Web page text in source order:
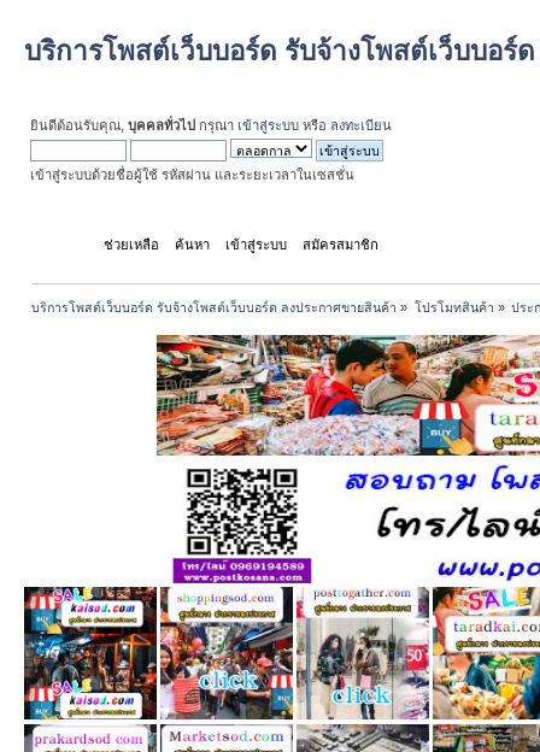
บริการโพสต์เว็บบอร์ด รับจ้างโพสต์เว็บบอร์
ยินดีต้อนรับคุณ, บุคคลทั่วไป กรุณา เข้าสู่ระบบ หรือ ลงทะเบียน
เข้าสู่ระบบด้วยชื่อผู้ใช้ รหัสผ่าน และระยะเวลาในเซสชั่น
ช่วยเหลือ ค้นหา เข้าสู่ระบบ สมัครสมาชิก
บริการโพสต์เว็บบอร์ด รับจ้างโพสต์เว็บบอร์ด ลงประกาศขายสินค้า » โปรโมทสินค้า » ประ